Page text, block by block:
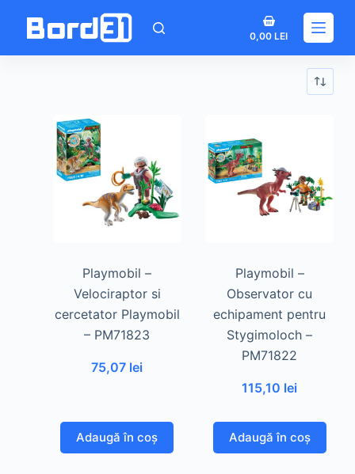
Coș
de
cumpărături
0,00LEI
Playmobil –
Velociraptor si
cercetator Playmobil
– PM71823
75,07 lei
Adaugă în coș
Playmobil –
Observator cu
echipament pentru
Stygimoloch –
PM71822
115,10 lei
Adaugă în coș